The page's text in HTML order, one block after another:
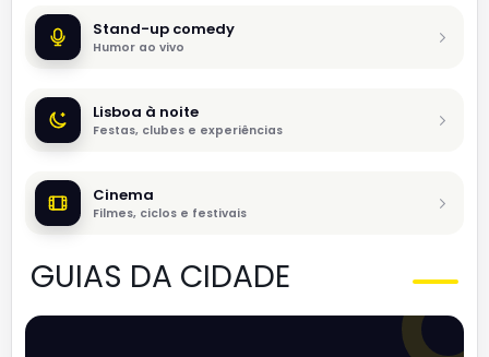
Stand-up comedy
Humor ao vivo
Lisboa à noite
Festas, clubes e experiências
Cinema
Filmes, ciclos e festivais
GUIAS DA CIDADE